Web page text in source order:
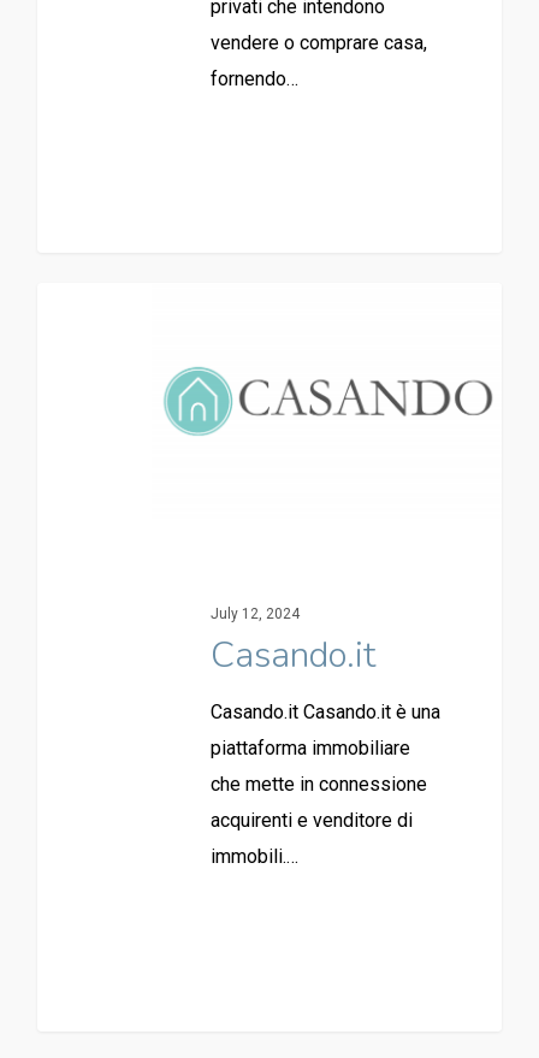
privati che intendono
vendere o comprare casa,
fornendo…
July 12, 2024
Casando.it
Casando.it Casando.it è una
piattaforma immobiliare
che mette in connessione
acquirenti e venditore di
immobili.…